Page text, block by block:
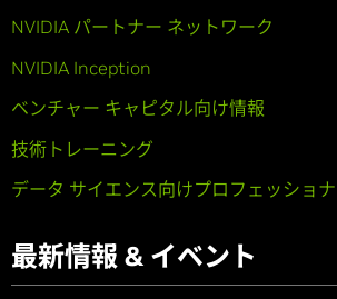
NVIDIA パートナー ネットワーク
NVIDIA Inception
ベンチャー キャピタル向け情報
技術トレーニング
データ サイエンス向けプロフェッショ
最新情報 & イベント